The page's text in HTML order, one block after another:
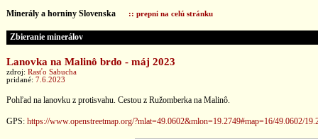
Minerály a horniny Slovenska :: prepni na celú stránku
Zbieranie minerálov
Lanovka na Malinô brdo - máj 2023
zdroj: Rasťo Sabucha
pridané: 7.6.2023
Pohľad na lanovku z protisvahu. Cestou z Ružomberka na Malinô.
GPS: https://www.openstreetmap.org/?mlat=49.0602&mlon=19.2749#map=16/49.0602/